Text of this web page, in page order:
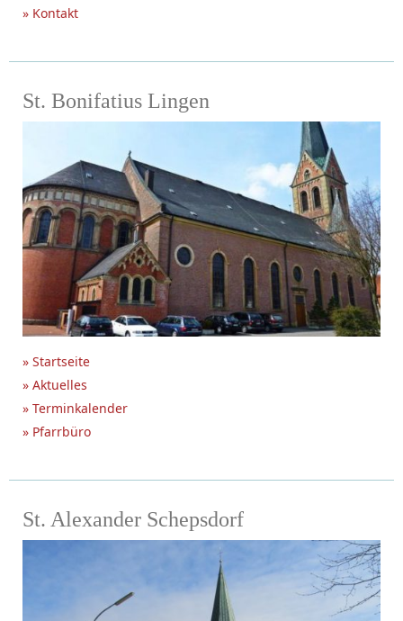
» Kontakt
St. Bonifatius Lingen
» Startseite
» Aktuelles
» Terminkalender
» Pfarrbüro
St. Alexander Schepsdorf